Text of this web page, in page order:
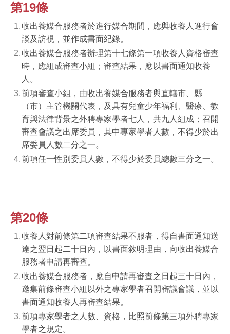
第19條
收出養媒合服務者於進行媒合期間，應與收養人進行會
談及訪視，並作成書面紀錄。
收出養媒合服務者辦理第十七條第一項收養人資格審查
時，應組成審查小組；審查結果，應以書面通知收養
人。
前項審查小組，由收出養媒合服務者與直轄市、縣
（市）主管機關代表，及具有兒童少年福利、醫療、教
育與法律背景之外聘專家學者七人，共九人組成；召開
審查會議之出席委員，其中專家學者人數，不得少於出
席委員人數二分之一。
前項任一性別委員人數，不得少於委員總數三分之一。
第20條
收養人對前條第二項審查結果不服者，得自書面通知送
達之翌日起二十日內，以書面敘明理由，向收出養媒合
服務者申請再審查。
收出養媒合服務者，應自申請再審查之日起三十日內，
邀集前條審查小組以外之專家學者召開審議會議，並以
書面通知收養人再審查結果。
前項專家學者之人數、資格，比照前條第三項外聘專家
學者之規定。